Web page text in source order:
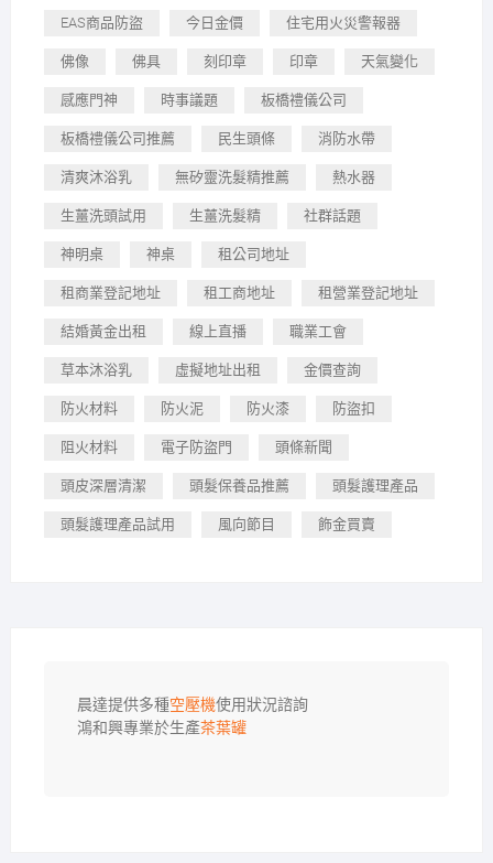
EAS商品防盜 今日金價 住宅用火災警報器
佛像 佛具 刻印章 印章 天氣變化
感應門神 時事議題 板橋禮儀公司
板橋禮儀公司推薦 民生頭條 消防水帶
清爽沐浴乳 無矽靈洗髮精推薦 熱水器
生薑洗頭試用 生薑洗髮精 社群話題
神明桌 神桌 租公司地址
租商業登記地址 租工商地址 租營業登記地址
結婚黃金出租 線上直播 職業工會
草本沐浴乳 虛擬地址出租 金價查詢
防火材料 防火泥 防火漆 防盜扣
阻火材料 電子防盜門 頭條新聞
頭皮深層清潔 頭髮保養品推薦 頭髮護理產品
頭髮護理產品試用 風向節目 飾金買賣
晨達提供多種空壓機使用狀況諮詢
鴻和興專業於生產茶葉罐